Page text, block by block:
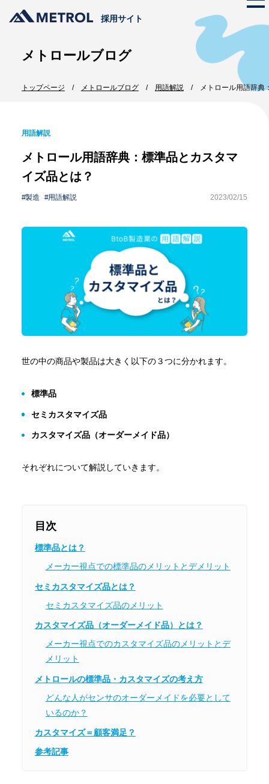
採用サイト
メトロールの文化
ストーリー
メトロールの文化
プロジェクト紹介
メンバー紹介
採用情報
新卒採用
パート採用
インターンシップ
シニア採用
パート採用
メトロールブログ よくある質問
メトロールブログ
トップページ メトロールブログ 用語解説 メトロール用語辞典
用語解説
メトロール用語辞典：標準品とカスタマ
イズ品とは？
製造 用語解説 2023/02/15
世の中の商品や製品は大きく以下の３つに分かれます。
標準品
セミカスタマイズ品
カスタマイズ品（オーダーメイド品）
それぞれについて解説していきます。
目次
標準品とは？
メーカー視点での標準品のメリットとデメリット
セミカスタマイズ品とは？
セミカスタマイズ品のメリット
カスタマイズ品（オーダーメイド品）とは？
メーカー視点でのカスタマイズ品のメリットとデ
メリット
メトロールの標準品・カスタマイズの考え方
どんな人がセンサのオーダーメイドを必要として
いるのか？
カスタマイズ＝顧客満足？
参考記事